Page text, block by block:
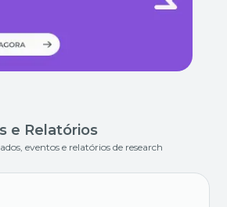
e Relatórios
eventos e relatórios de research